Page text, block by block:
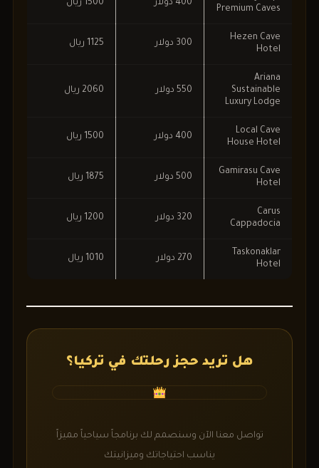
Premium Caves
400 دولار 1500 ريال
Hezen Cave
Hotel
300 دولار 1125 ريال
Ariana
Sustainable
Luxury Lodge
550 دولار 2060 ريال
Local Cave
House Hotel
400 دولار 1500 ريال
Gamirasu Cave
Hotel
500 دولار 1875 ريال
Carus
Cappadocia
320 دولار 1200 ريال
Taskonaklar
Hotel
270 دولار 1010 ريال
هل تريد حجز رحلتك في تركيا؟
تواصل معنا الآن وسنصمم لك برنامجاً سياحياً مميزاً
يناسب احتياجاتك وميزانيتك